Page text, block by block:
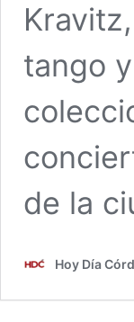
tango
de la
Hoy Día